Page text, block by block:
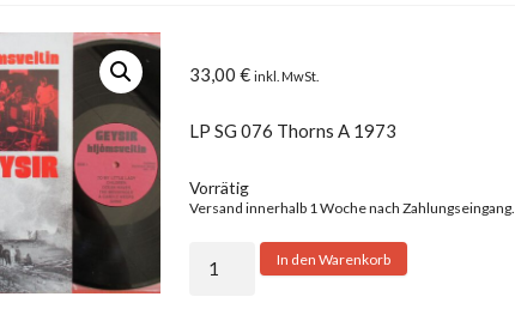
33,00€ inkl. MwSt.
LP SG 076 Thorns A 1973
Vorrätig
Versand innerhalb 1 Woche nach Zahlungseingang.
In den Warenkorb